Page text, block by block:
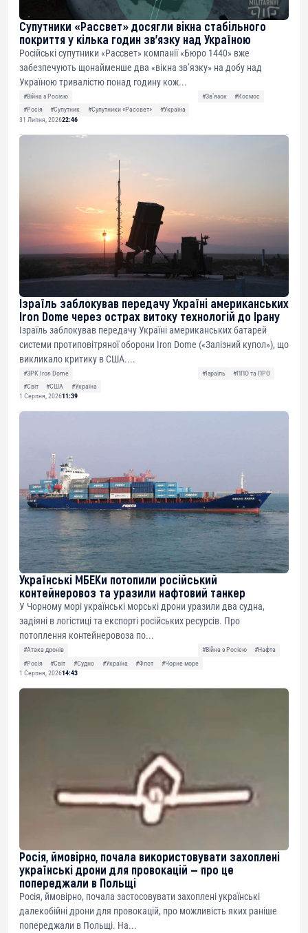
Супутники «Рассвет» досягли вікна стабільного
покриття у кілька годин зв’язку над Україною
Російські супутники «Рассвет» компанії «Бюро 1440» вже
забезпечують щонайменше два «вікна зв’язку» на добу над
Україною тривалістю понад годину кож...
#Війна з Росією #Звʼязок
#Космос
#Росія
#Супутник #Супутники «Рассвет»
#Україна
31 Липня, 202622:46
Ізраїль заблокував передачу Україні американських
Iron Dome через острах витоку технологій до Ірану
Ізраїль заблокував передачу Україні американських батарей
системи протиповітряної оборони Iron Dome («Залізний купол»), що
викликало критику в США....
#ЗРК Iron Dome #Ізраїль
#ППО та ПРО
#Світ
#США
#Україна
1 Серпня, 202611:39
Українські МБЕКи потопили російський
контейнеровоз та уразили нафтовий танкер
У Чорному морі українські морські дрони уразили два судна,
задіяні в логістиці та експорті російських ресурсів. Про
потоплення контейнеровоза по...
#Атака дронів #Війна з Росією
#Нафта
#Росія
#Світ #Судно #Україна #Флот
#Чорне море
1 Серпня, 202614:43
Росія, ймовірно, почала використовувати захоплені
українські дрони для провокацій — про це
попереджали в Польщі
Росія, ймовірно, почала застосовувати захоплені українські
далекобійні дрони для провокацій, про можливість яких раніше
попереджали в Польщі. На...